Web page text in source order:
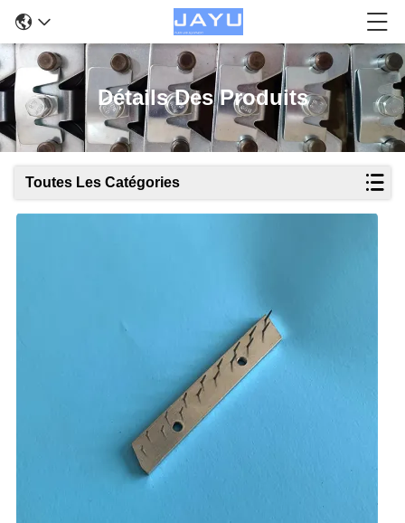
Détails Des Produits
Toutes Les Catégories